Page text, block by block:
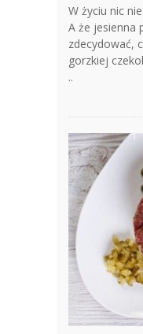
W życiu nic
A że jesienna
zdecydować,
gorzkiej
..